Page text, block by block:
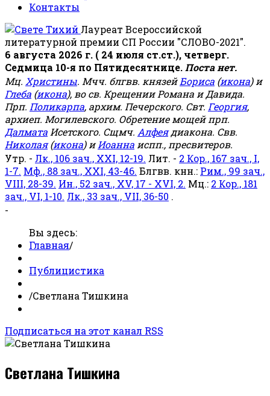
Контакты
Лауреат Всероссийской
литературной премии СП России "СЛОВО-2021".
6 августа 2026 г. ( 24 июля ст.ст.), четверг.
Седмица 10-я по Пятидесятнице. Поста нет.
Мц. Христины. Мчч. блгвв. князейБориса (икона) и
Глеба (икона), во св. Крещении Романа и Давида.
Прп. Поликарпа, архим. Печерского. Свт. Георгия,
архиеп. Могилевского. Обретение мощей прп.
Далмата Исетского. Сщмч. Алфеядиакона. Свв.
Николая(икона) иИоанна испп., пресвитеров.
Утр. - Лк., 106 зач., XXI, 12-19. Лит. - 2 Кор., 167 зач., I,
1-7. Мф., 88 зач., XXI, 43-46. Блгвв. кнн.: Рим., 99 зач.,
VIII, 28-39. Ин., 52 зач., XV, 17 - XVI, 2. Мц.: 2 Кор., 181
зач., VI, 1-10. Лк., 33 зач., VII, 36-50 .
-
Вы здесь:
Главная/
Публицистика
/Светлана Тишкина
Подписаться на этот канал RSS
Светлана Тишкина